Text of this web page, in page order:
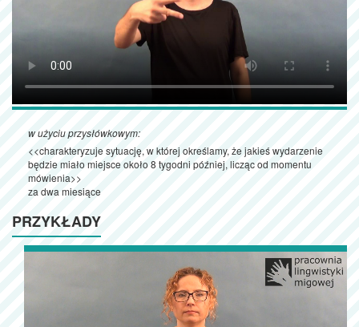
w użyciu przysłówkowym:
<<charakteryzuje sytuację, w której określamy, że jakieś wydarzenie
będzie miało miejsce około 8 tygodni później, licząc od momentu
mówienia>>
za dwa miesiące
PRZYKŁADY